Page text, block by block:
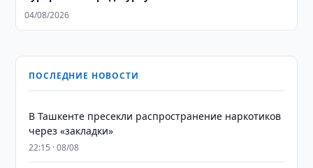
04/08/2026
ПОСЛЕДНИЕ НОВОСТИ
В Ташкенте пресекли распространение наркотиков
через «закладки»
22:15 · 08/08